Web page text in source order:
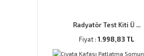
Radyatör Test Kiti Ü ...
Fiyat :1.998,83 TL